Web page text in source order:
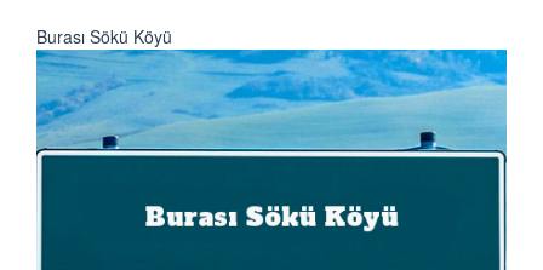
Burası Sökü Köyü